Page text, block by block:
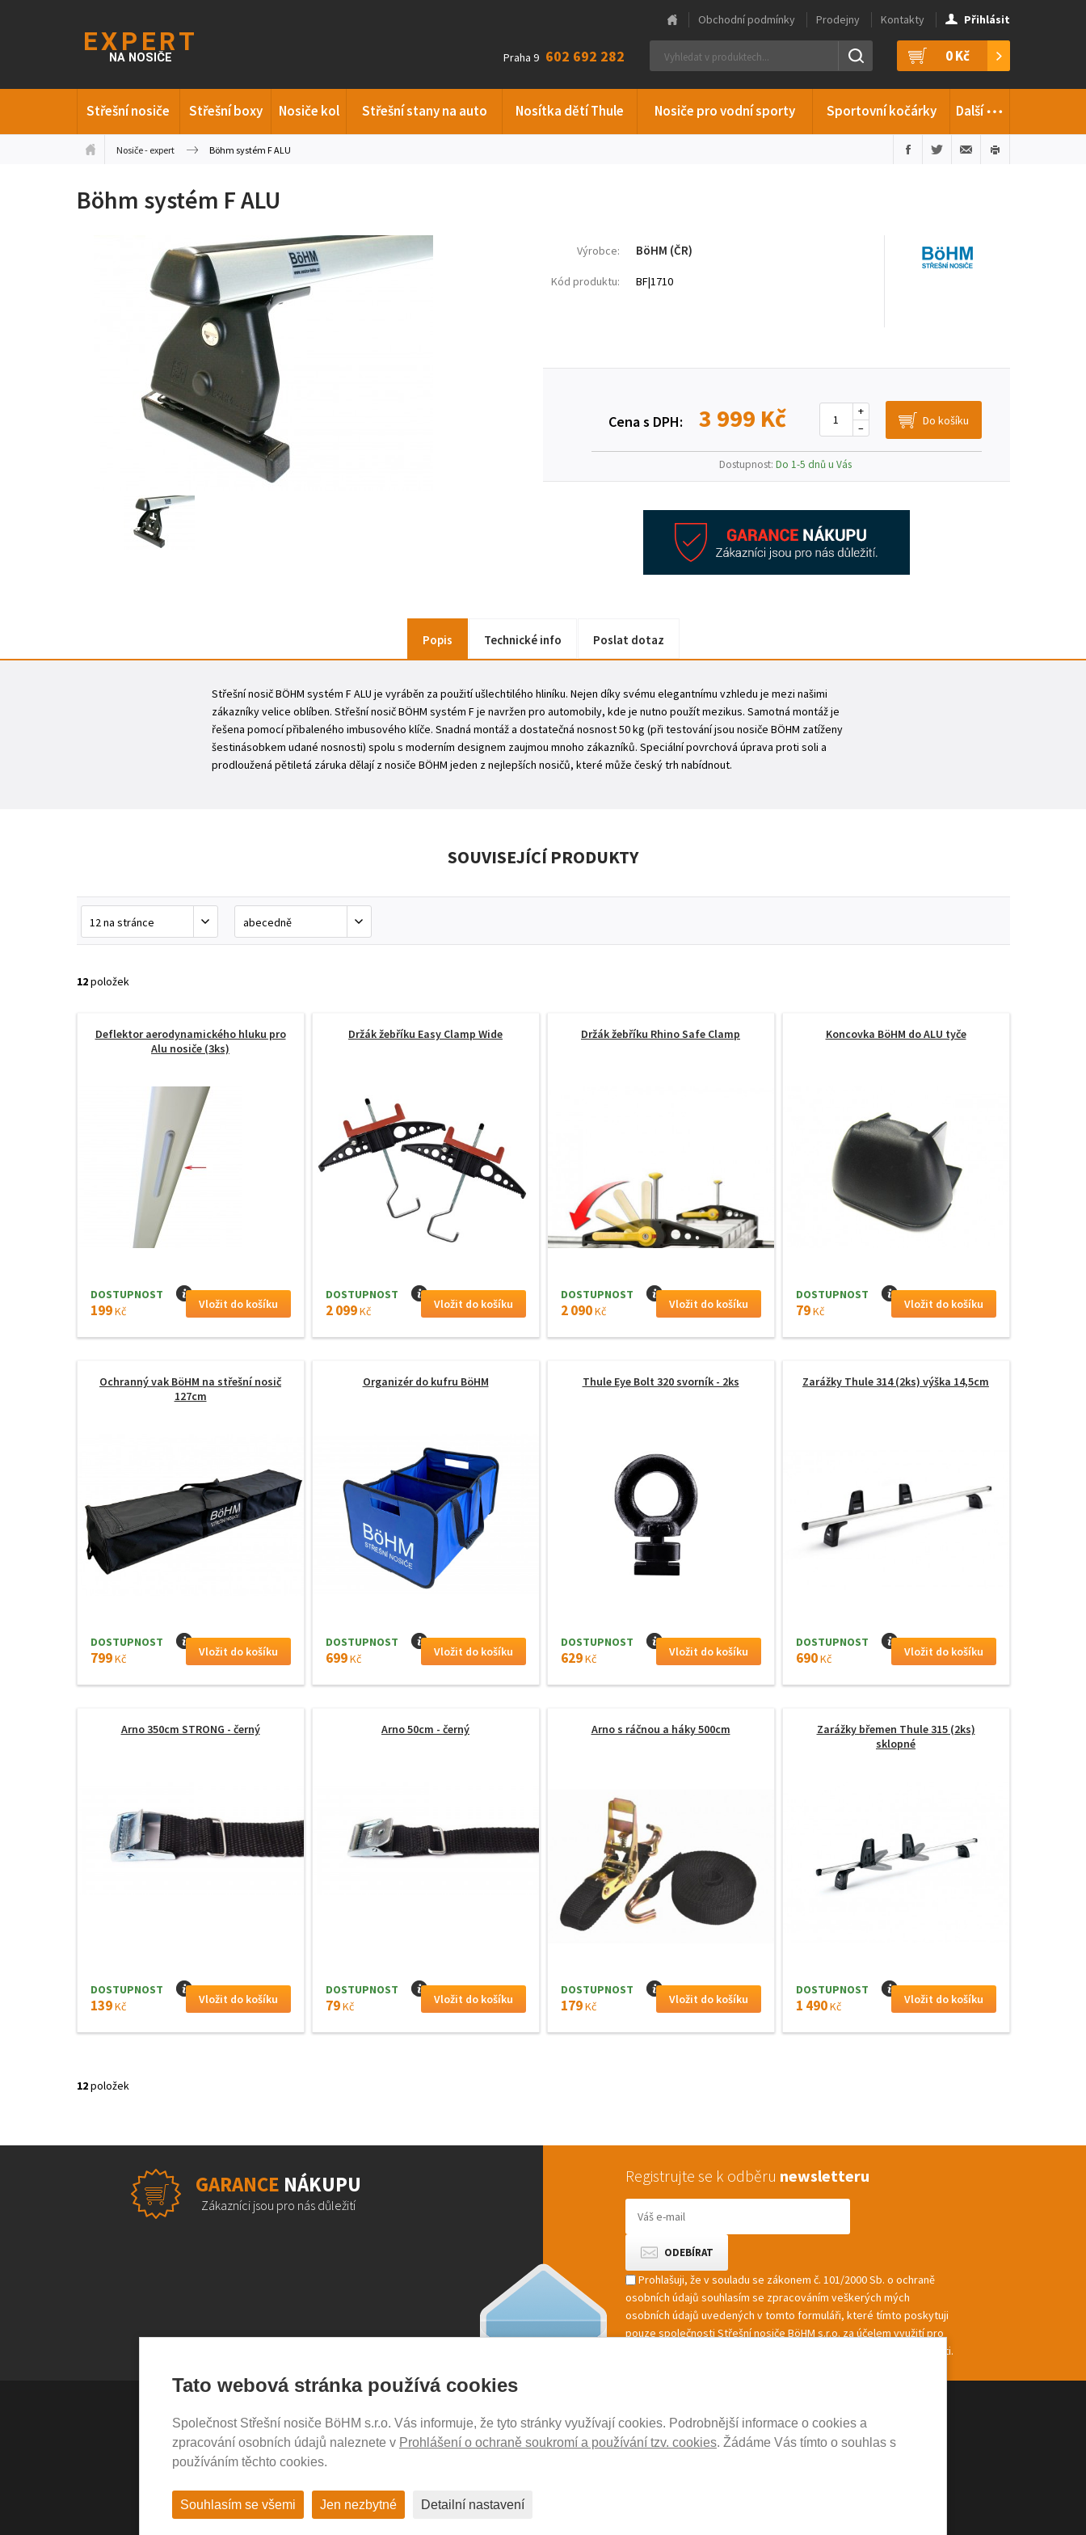
Tato webová stránka používá cookies
Společnost Střešní nosiče BöHM s.r.o. Vás informuje, že tyto stránky využívají cookies. Podrobnější informace o cookies a
zpracování osobních údajů naleznete v Prohlášení o ochraně soukromí a používání tzv. cookies. Žádáme Vás tímto o souhlas s
používáním těchto cookies.
Souhlasím se všemi Jen nezbytné Detailní nastavení
0 Kč
Praha 9 602 692 282
Střešní nosiče Střešní boxy Nosiče kol Střešní stany na auto Nosítka dětí Thule Nosiče pro vodní sporty Sportovní kočárky Další…
Obchodní podmínky Prodejny Kontakty Přihlásit
Nosiče - expert Böhm systém F ALU
Böhm systém F ALU
Výrobce: BöHM (ČR)
Kód produktu: BF|1710
Cena s DPH: 3 999 Kč –
+
Dostupnost: Do 1-5 dnů u Vás
Popis Technické info Poslat dotaz
Střešní nosič BÖHM systém F ALU je vyráběn za použití ušlechtilého hliníku. Nejen díky svému elegantnímu vzhledu je mezi našimi
zákazníky velice oblíben. Střešní nosič BÖHM systém F je navržen pro automobily, kde je nutno použít mezikus. Samotná montáž je
řešena pomocí přibaleného imbusového klíče. Snadná montáž a dostatečná nosnost 50 kg (při testování jsou nosiče BÖHM zatíženy
šestinásobkem udané nosnosti) spolu s moderním designem zaujmou mnoho zákazníků. Speciální povrchová úprava proti soli a
prodloužená pětiletá záruka dělají z nosiče BÖHM jeden z nejlepších nosičů, které může český trh nabídnout.
SOUVISEJÍCÍ PRODUKTY
12položek
Deflektor aerodynamického hluku pro
Alu nosiče (3ks)
DOSTUPNOST I
199Kč
Držák žebříku Easy Clamp Wide
DOSTUPNOST I
2 099Kč
Držák žebříku Rhino Safe Clamp
DOSTUPNOST I
2 090Kč
Koncovka BöHM do ALU tyče
DOSTUPNOST I
79Kč
Ochranný vak BöHM na střešní nosič
127cm
DOSTUPNOST I
799Kč
Organizér do kufru BöHM
DOSTUPNOST I
699Kč
Thule Eye Bolt 320 svorník - 2ks
DOSTUPNOST I
629Kč
Zarážky Thule 314 (2ks) výška 14,5cm
DOSTUPNOST I
690Kč
Arno 350cm STRONG - černý
DOSTUPNOST I
139Kč
Arno 50cm - černý
DOSTUPNOST I
79Kč
Arno s ráčnou a háky 500cm
DOSTUPNOST I
179Kč
Zarážky břemen Thule 315 (2ks)
sklopné
DOSTUPNOST I
1 490Kč
12položek
GARANCE NÁKUPU
Zákazníci jsou pro nás důležití
Registrujte se k odběru newsletteru
Prohlašuji, že v souladu se zákonem č. 101/2000 Sb. o ochraně
osobních údajů souhlasím se zpracováním veškerých mých
osobních údajů uvedených v tomto formuláři, které tímto poskytuji
pouze společnosti Střešní nosiče BöHM s.r.o. za účelem využití pro
marketingové zpracování a zasílání informací a nabídek společnosti.
VŠE O NÁKUPU
Garance nákupu
Časté dotazy (FAQ)
Prodejny
NOSICE-EXPERT.CZ
Ochrana soukromí
Cookies nastavení